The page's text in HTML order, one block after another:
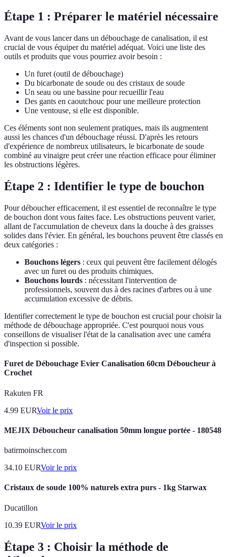
Étape 1 : Préparer le matériel nécessaire
Avant de vous lancer dans un débouchage de canalisation, il est
crucial de vous équiper du matériel adéquat. Voici une liste des
outils et produits que vous pourriez avoir besoin :
Un furet (outil de débouchage)
Du bicarbonate de soude ou des cristaux de soude
Un seau ou une bassine pour recueillir l'eau
Des gants en caoutchouc pour une meilleure protection
Une ventouse, si elle est disponible.
Ces éléments sont non seulement pratiques, mais ils augmentent
aussi les chances d'un débouchage réussi. D'après les retours
d'expérience de nombreux utilisateurs, le bicarbonate de soude
combiné au vinaigre peut créer une réaction efficace pour éliminer
les obstructions légères.
Étape 2 : Identifier le type de bouchon
Pour déboucher efficacement, il est essentiel de reconnaître le type
de bouchon dont vous faites face. Les obstructions peuvent varier,
allant de l'accumulation de cheveux dans la douche à des graisses
solides dans l'évier. En général, les bouchons peuvent être classés en
deux catégories :
Bouchons légers : ceux qui peuvent être facilement délogés
avec un furet ou des produits chimiques.
Bouchons lourds : nécessitant l'intervention de
professionnels, souvent dus à des racines d'arbres ou à une
accumulation excessive de débris.
Identifier correctement le type de bouchon est crucial pour choisir la
méthode de débouchage appropriée. C'est pourquoi nous vous
conseillons de visualiser l'état de la canalisation avec une caméra
d'inspection si possible.
Furet de Débouchage Evier Canalisation 60cm Déboucheur à
Crochet
Rakuten FR
4.99 EURVoir le prix
MEJIX Déboucheur canalisation 50mm longue portée - 180548
batirmoinscher.com
34.10 EURVoir le prix
Cristaux de soude 100% naturels extra purs - 1kg Starwax
Ducatillon
10.39 EURVoir le prix
Étape 3 : Choisir la méthode de